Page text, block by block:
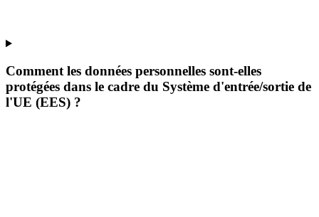
Comment les données personnelles sont-elles
protégées dans le cadre du Système d'entrée/sortie de
l'UE (EES) ?